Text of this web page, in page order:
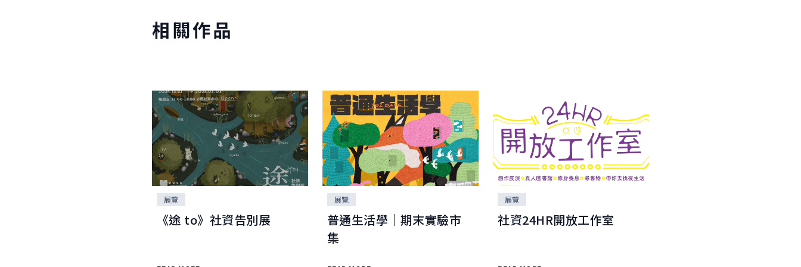
相關作品
展覽
《途 to》社資告別展
展覽
普通生活學｜期末實驗市
集
展覽
社資24HR開放工作室